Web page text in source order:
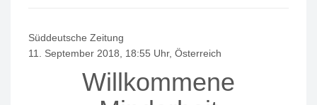
Süddeutsche Zeitung
11. September 2018, 18:55 Uhr, Österreich
Willkommene